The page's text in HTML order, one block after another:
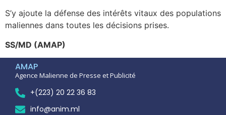
S’y ajoute la défense des intérêts vitaux des populations
maliennes dans toutes les décisions prises.
SS/MD (AMAP)
AMAP
Agence Malienne de Presse et Publicité
+(223) 20 22 36 83
info@anim.ml